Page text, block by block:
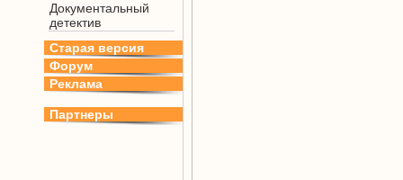
Документальный
детектив
Старая версия
Форум
Реклама
Партнеры